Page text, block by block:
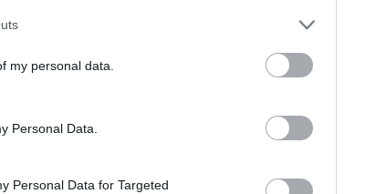
my personal data.
Personal Data.
Personal Data for Targeted
(23,5 milliárd dollár, 1 jüan = 49,98 forint) adózott
százalékkal elmarad az egy évvel korábbitól. Elemzők
számítottak. A bank nettó...